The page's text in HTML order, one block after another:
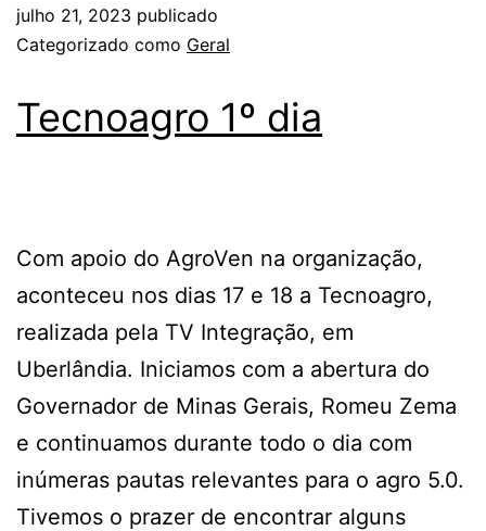
julho 21, 2023 publicado
Categorizado como Geral
Tecnoagro 1º dia
Com apoio do AgroVen na organização,
aconteceu nos dias 17 e 18 a Tecnoagro,
realizada pela TV Integração, em
Uberlândia. Iniciamos com a abertura do
Governador de Minas Gerais, Romeu Zema
e continuamos durante todo o dia com
inúmeras pautas relevantes para o agro 5.0.
Tivemos o prazer de encontrar alguns